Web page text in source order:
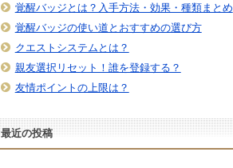
覚醒バッジとは？入手方法・効果・種類まとめ
覚醒バッジの使い道とおすすめの選び方
クエストシステムとは？
親友選択リセット！誰を登録する？
友情ポイントの上限は？
最近の投稿